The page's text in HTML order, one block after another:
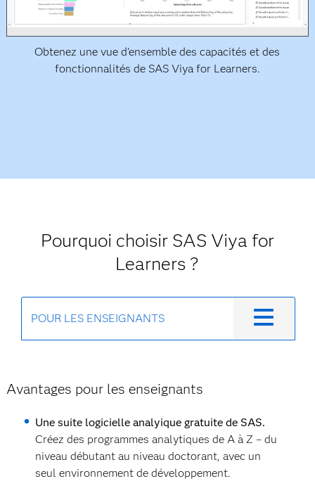
Obtenez une vue d'ensemble des capacités et des
fonctionnalités de SAS Viya for Learners.
Pourquoi choisir SAS Viya for
Learners ?
POUR LES ENSEIGNANTS
Avantages pour les enseignants
Une suite logicielle analyique gratuite de SAS.
Créez des programmes analytiques de A à Z – du
niveau débutant au niveau doctorant, avec un
seul environnement de développement.